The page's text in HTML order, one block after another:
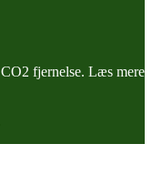
fjernelse. Læs mere